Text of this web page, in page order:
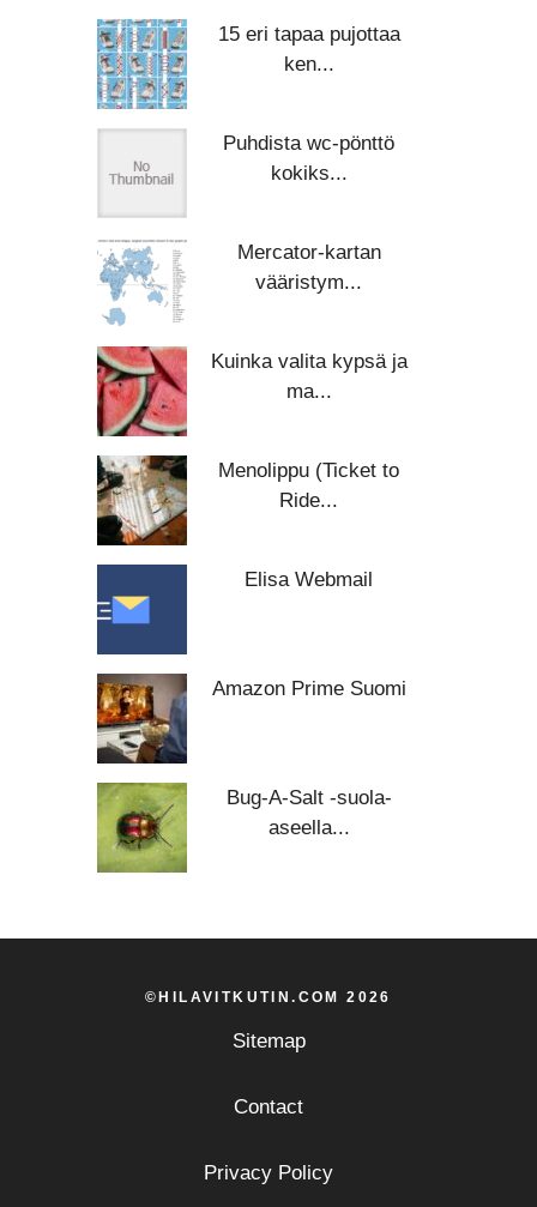
15 eri tapaa pujottaa
ken...
Puhdista wc-pönttö
kokiks...
Mercator-kartan
vääristym...
Kuinka valita kypsä ja
ma...
Menolippu (Ticket to
Ride...
Elisa Webmail
Amazon Prime Suomi
Bug-A-Salt -suola-
aseella...
©HILAVITKUTIN.COM 2026
Sitemap
Contact
Privacy Policy